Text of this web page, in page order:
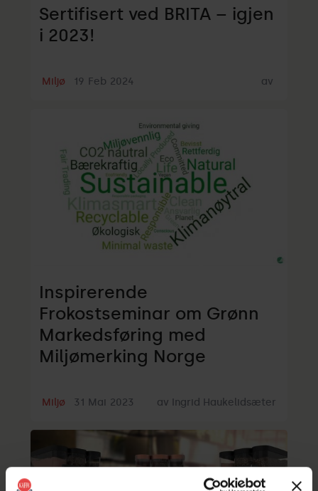
Sertifisert ved BRITA – igjen
i 2023!
Miljø 19 Feb 2024 av
Inspirerende
Frokostseminar om Grønn
Markedsføring med
Miljømerking Norge
Miljø 31 Mai 2023 av Ingrid Haukelidsæter